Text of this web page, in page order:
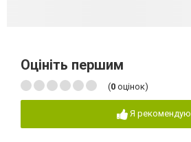
Оцініть першим
(0 оцінок)
Я рекомендую